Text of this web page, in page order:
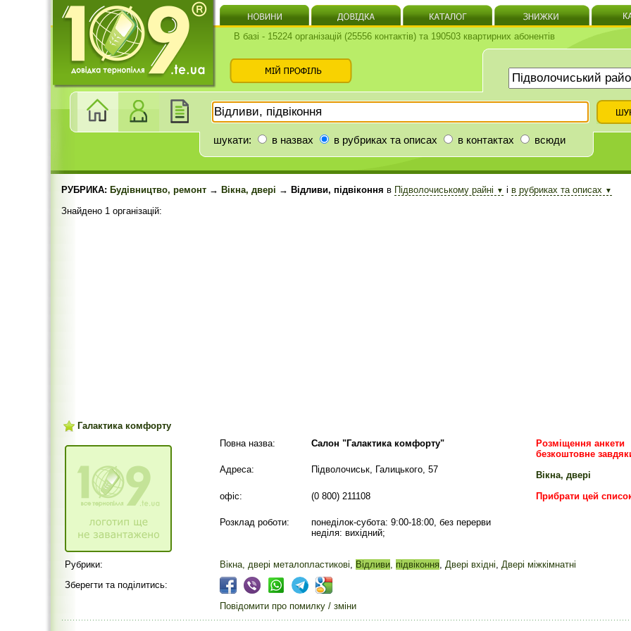
В базі - 15224 організацій (25556 контактів) та 190503 квартирних абонентів
шукати: в назвах в рубриках та описах в контактах всюди
РУБРИКА: Будівництво, ремонт → Вікна, двері → Відливи, підвіконня в Підволочиському райні ▼ і в рубриках та описах ▼
Знайдено 1 організацій:
Галактика комфорту
Розміщення анкети
безкоштовне
Вікна, двері
Прибрати цей
Повна назва: Салон "Галактика комфорту"
Адреса: Підволочиськ, Галицького, 57
офіс: (0 800) 211108
Розклад роботи:
понеділок-субота: 9:00-18:00, без перерви
неділя: вихідний;
Рубрики: Вікна, двері металопластикові, Відливи, підвіконня, Двері вхідні, Двері міжкімнатні
Зберегти та поділитись:
Повідомити про помилку / зміни